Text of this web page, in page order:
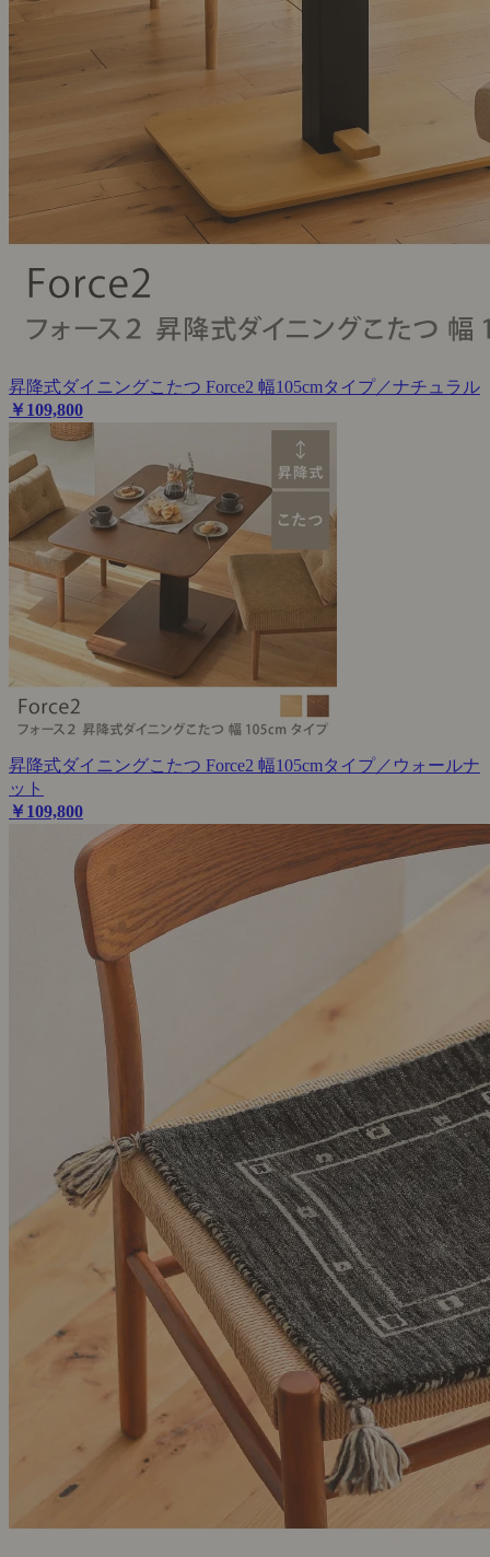
昇降式ダイニングこたつ Force2 幅105cmタイプ／ナチュラル
￥109,800
昇降式ダイニングこたつ Force2 幅105cmタイプ／ウォールナ
ット
￥109,800